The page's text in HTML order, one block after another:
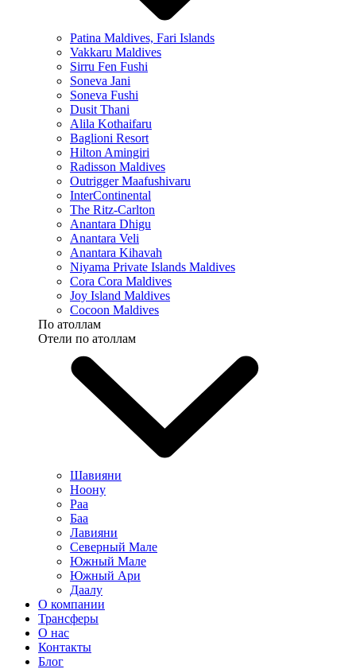
Patina Maldives, Fari Islands
Vakkaru Maldives
Sirru Fen Fushi
Soneva Jani
Soneva Fushi
Dusit Thani
Alila Kothaifaru
Baglioni Resort
Hilton Amingiri
Radisson Maldives
Outrigger Maafushivaru
InterContinental
The Ritz-Carlton
Anantara Dhigu
Anantara Veli
Anantara Kihavah
Niyama Private Islands Maldives
Cora Cora Maldives
Joy Island Maldives
Cocoon Maldives
По атоллам
Отели по атоллам
Шавияни
Ноону
Раа
Баа
Лавияни
Северный Мале
Южный Мале
Южный Ари
Даалу
О компании
Трансферы
О нас
Контакты
Блог